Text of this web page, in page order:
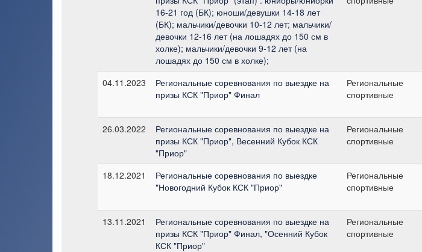
16-21 год (БК); юноши/девушки 14-18 лет
(БК); мальчики/девочки 10-12 лет; мальчики/
девочки 12-16 лет (на лошадях до 150 см в
холке); мальчики/девочки 9-12 лет (на
лошадях до 150 см в холке);
04.11.2023
Региональные соревнования по выездке на
призы КСК "Приор" Финал
Региональные
спортивные
26.03.2022
Региональные соревнования по выездке на
призы КСК "Приор", Весенний Кубок КСК
"Приор"
Региональные
спортивные
18.12.2021
Региональные соревнования по выездке
"Новогодний Кубок КСК "Приор"
Региональные
спортивные
13.11.2021
Региональные соревнования по выездке на
призы КСК "Приор" Финал, "Осенний Кубок
КСК "Приор"
Региональные
спортивные